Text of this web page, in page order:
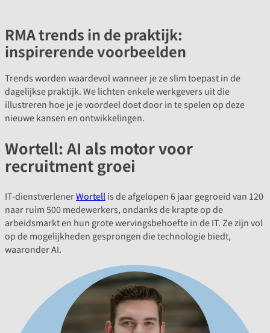
RMA trends in de praktijk:
inspirerende voorbeelden
Trends worden waardevol wanneer je ze slim toepast in de
dagelijkse praktijk. We lichten enkele werkgevers uit die
illustreren hoe je je voordeel doet door in te spelen op deze
nieuwe kansen en ontwikkelingen.
Wortell: AI als motor voor
recruitment groei
IT-dienstverlenerWortellis de afgelopen 6 jaar gegroeid van 120
naar ruim 500 medewerkers, ondanks de krapte op de
arbeidsmarkt en hun grote wervingsbehoefte in de IT. Ze zijn vol
op de mogelijkheden gesprongen die technologie biedt,
waaronder AI.